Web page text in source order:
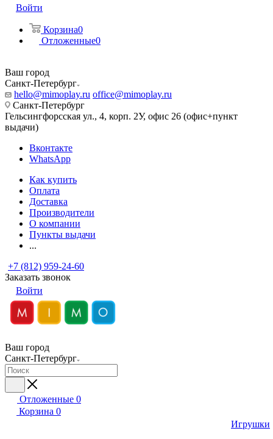
Войти
Корзина0
Отложенные0
Ваш город
Санкт-Петербург
hello@mimoplay.ru office@mimoplay.ru
Санкт-Петербург
Гельсингфорсская ул., 4, корп. 2У, офис 26 (офис+пункт
выдачи)
Вконтакте
WhatsApp
Как купить
Оплата
Доставка
Производители
О компании
Пункты выдачи
...
+7 (812) 959-24-60
Заказать звонок
Войти
Ваш город
Санкт-Петербург
Отложенные 0
Корзина 0
Игрушки